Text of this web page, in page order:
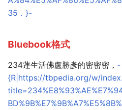
35．}-
Bluebook格式
234蓮生活佛盧勝彥的密密密， -
{R|https://tbpedia.org/w/